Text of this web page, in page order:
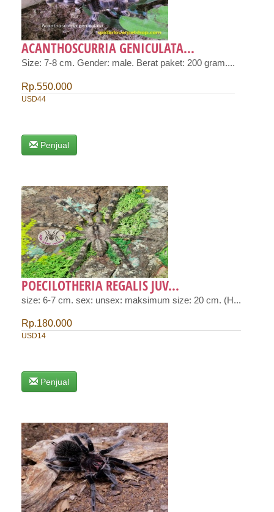
ACANTHOSCURRIA GENICULATA...
Size: 7-8 cm. Gender: male. Berat paket: 200 gram....
Rp.550.000
USD44
Penjual
POECILOTHERIA REGALIS JUV...
size: 6-7 cm. sex: unsex: maksimum size: 20 cm. (H...
Rp.180.000
USD14
Penjual